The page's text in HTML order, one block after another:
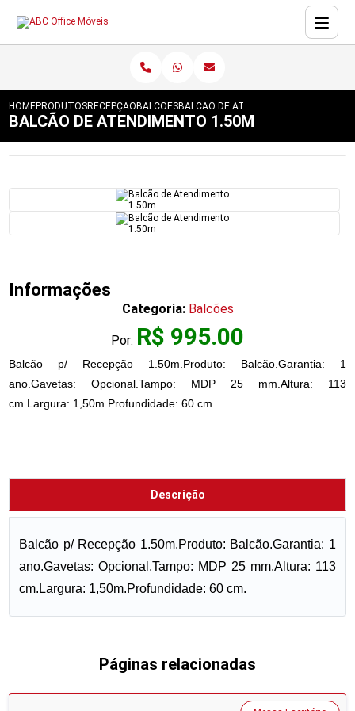
HOMEPRODUTOSRECEPÇÃO BALCÕESBALCÃO DE ATENDIMENTO 1.50M
BALCÃO DE ATENDIMENTO 1.50M
Informações
Categoria: Balcões
Por: R$ 995.00
Balcão p/ Recepção 1.50m.Produto: Balcão.Garantia: 1
ano.Gavetas: Opcional.Tampo: MDP 25 mm.Altura: 113
cm.Largura: 1,50m.Profundidade: 60 cm.
Descrição
Balcão p/ Recepção 1.50m.Produto: Balcão.Garantia: 1
ano.Gavetas: Opcional.Tampo: MDP 25 mm.Altura: 113
cm.Largura: 1,50m.Profundidade: 60 cm.
Páginas relacionadas